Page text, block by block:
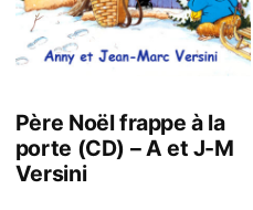
Père Noël frappe à la
porte (CD) – A et J-M
Versini